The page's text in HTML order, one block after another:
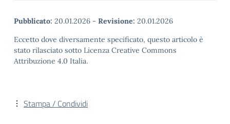
Pubblicato: 20.01.2026 - Revisione: 20.01.2026
Eccetto dove diversamente specificato, questo articolo è
stato rilasciato sotto Licenza Creative Commons
Attribuzione 4.0 Italia.
Stampa / Condividi